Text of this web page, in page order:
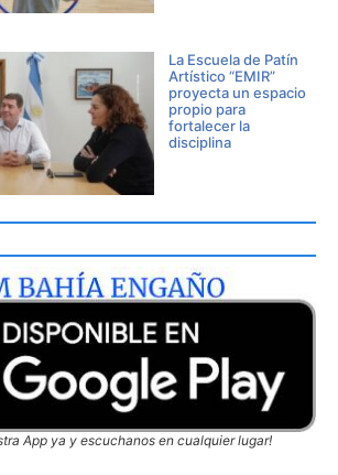
La Escuela de Patín
Artístico “EMIR”
proyecta un espacio
propio para
fortalecer la
disciplina
App ya y escuchanos en cualquier lugar!